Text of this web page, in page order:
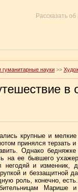
Рассказать
науки >>
в
крупные и
принялся терзать
Однако
на ее бывшего
негодяй и
и беззащитной
роль, конечно,